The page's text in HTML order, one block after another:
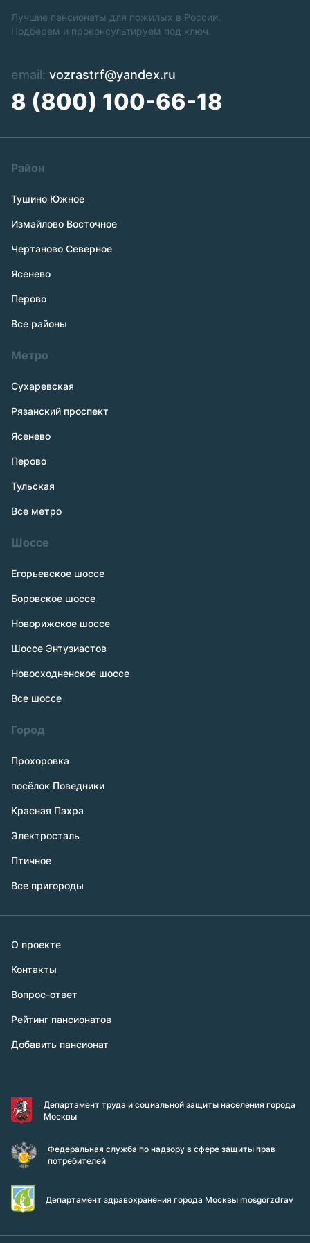
Лучшие пансионаты для пожилых в России.
Подберем и проконсультируем под ключ.
email: vozrastrf@yandex.ru
8 (800) 100-66-18
Район
Тушино Южное
Измайлово Восточное
Чертаново Северное
Ясенево
Перово
Все районы
Метро
Сухаревская
Рязанский проспект
Ясенево
Перово
Тульская
Все метро
Шоссе
Егорьевское шоссе
Боровское шоссе
Новорижское шоссе
Шоссе Энтузиастов
Новосходненское шоссе
Все шоссе
Город
Прохоровка
посёлок Поведники
Красная Пахра
Электросталь
Птичное
Все пригороды
О проекте
Контакты
Вопрос-ответ
Рейтинг пансионатов
Добавить пансионат
Департамент труда и социальной защиты населения города
Москвы
Федеральная служба по надзору в сфере защиты прав
потребителей
Департамент здравохранения города Москвы mosgorzdrav